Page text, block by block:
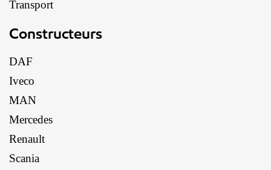
Transport
Constructeurs
DAF
Iveco
MAN
Mercedes
Renault
Scania